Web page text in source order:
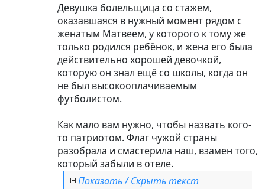
Девушка болельщица со стажем,
оказавшаяся в нужный момент рядом с
женатым Матвеем, у которого к тому же
только родился ребёнок, и жена его была
действительно хорошей девочкой,
которую он знал ещё со школы, когда он
не был высокооплачиваемым
футболистом.
Как мало вам нужно, чтобы назвать кого-
то патриотом. Флаг чужой страны
разобрала и смастерила наш, взамен того,
который забыли в отеле.
Показать / Скрыть текст